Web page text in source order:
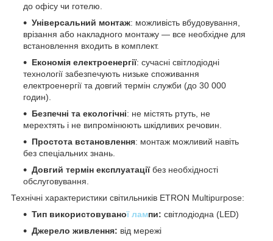
до офісу чи готелю.
Універсальний монтаж: можливість вбудовування,
врізання або накладного монтажу — все необхідне для
встановлення входить в комплект.
Економія електроенергії: сучасні світлодіодні
технології забезпечують низьке споживання
електроенергії та довгий термін служби (до 30 000
годин).
Безпечні та екологічні: не містять ртуть, не
мерехтять і не випромінюють шкідливих речовин.
Простота встановлення: монтаж можливий навіть
без спеціальних знань.
Довгий термін експлуатаціїбез необхідності
обслуговування.
Технічні характеристики світильників ETRON Multipurpose:
Тип використовуваної лампи: світлодіодна (LED)
Джерело живлення: від мережі